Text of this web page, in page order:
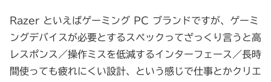
Razer といえばゲーミング PC ブランドですが、ゲーミ
ングデバイスが必要とするスペックってざっくり言うと高
レスポンス／操作ミスを低減するインターフェース／長時
間使っても疲れにくい設計、という感じで仕事とかクリエ